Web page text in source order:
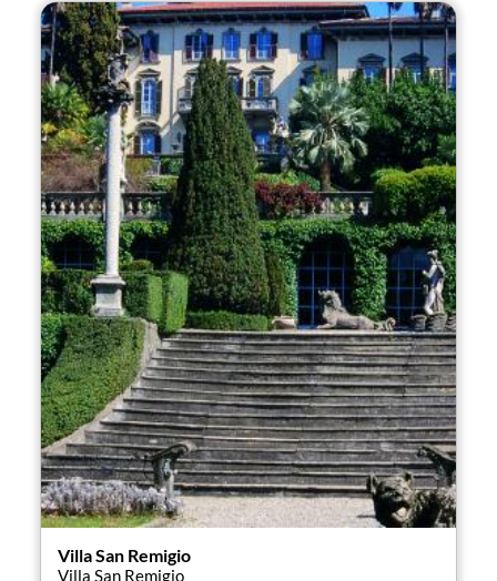
vaste propriété héritée de leur grand-père, le
diplomate irlandais Peter Browne, avec une
sensibilité artistique raffinée : ils ont
aménagé le parc escarpé et rocheux avec des
terrasses de jardin spacieuses, ils ont enrichi
la forêt d'essences botaniques rares et
remplacé l'ancien chalet (construit en 1863)
par un palais baroque napolitain.
Le parc représente une sorte d'histoire des
jardins où les différents styles - italien,
anglais, médiéval, boisé et verger - se mêlent
et se fondent peu à peu en un tout
harmonieux unique. Mais les vrais
protagonistes du jardin sont les sentiments :
la désolation est tangible dans le Giardino
della mestizia(jardin de la tristesse) qui
contraste avec les couleurs et la vitalité du
Giardino della letizia(jardin de la joie). Il y a un
espace pour le passé dédié aux souvenirs qui
mène auGiardino dei sospiri
Villa San Remigio
Villa San Remigio